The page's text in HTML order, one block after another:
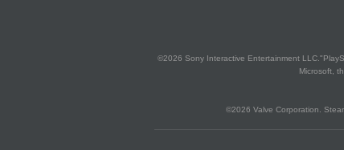
©2026 Sony Interactive Entertainment
Microsoft,
©2026 Valve Corporation.